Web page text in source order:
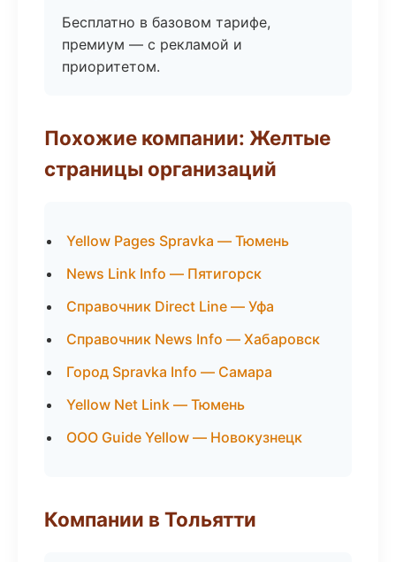
Бесплатно в базовом тарифе,
премиум — с рекламой и
приоритетом.
Похожие компании: Желтые
страницы организаций
Yellow Pages Spravka — Тюмень
News Link Info — Пятигорск
Справочник Direct Line — Уфа
Справочник News Info — Хабаровск
Город Spravka Info — Самара
Yellow Net Link — Тюмень
ООО Guide Yellow — Новокузнецк
Компании в Тольятти